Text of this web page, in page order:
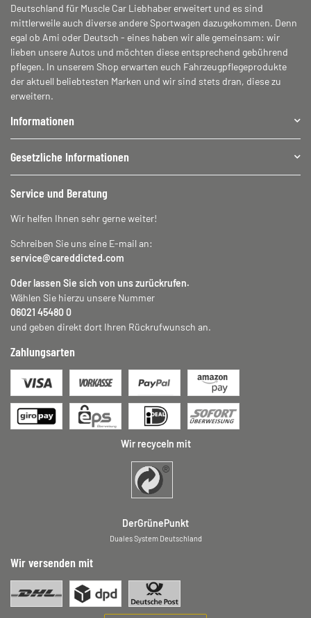
Deutschland für Muscle Car Liebhaber erweitert und es sind
mittlerweile auch diverse andere Sportwagen dazugekommen. Denn
egal ob Ami oder Deutsch - eines haben wir alle gemeinsam: wir
lieben unsere Autos und möchten diese entsprechend gebührend
pflegen. In unserem Shop erwarten euch Fahrzeugpflegeprodukte
der aktuell beliebtesten Marken und wir sind stets dran, diese zu
erweitern.
Informationen
Gesetzliche Informationen
Service und Beratung
Wir helfen Ihnen sehr gerne weiter!
Schreiben Sie uns eine E-mail an:
service@careddicted.com
Oder lassen Sie sich von uns zurückrufen.
Wählen Sie hierzu unsere Nummer
06021 45480 0
und geben direkt dort Ihren Rückrufwunsch an.
Zahlungsarten
Wir recyceln mit
DerGrünePunkt
Duales System Deutschland
Wir versenden mit